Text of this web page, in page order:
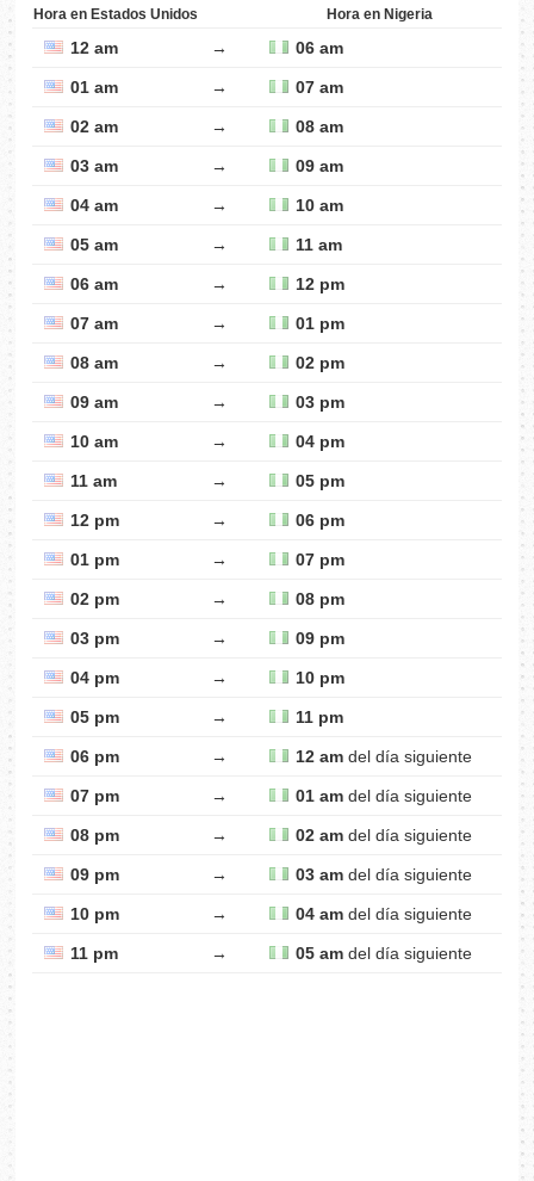
Hora en Estados Unidos Hora en Nigeria
12 am → 06 am
01 am → 07 am
02 am → 08 am
03 am → 09 am
04 am → 10 am
05 am → 11 am
06 am → 12 pm
07 am → 01 pm
08 am → 02 pm
09 am → 03 pm
10 am → 04 pm
11 am → 05 pm
12 pm → 06 pm
01 pm → 07 pm
02 pm → 08 pm
03 pm → 09 pm
04 pm → 10 pm
05 pm → 11 pm
06 pm → 12 am del día siguiente
07 pm → 01 am del día siguiente
08 pm → 02 am del día siguiente
09 pm → 03 am del día siguiente
10 pm → 04 am del día siguiente
11 pm → 05 am del día siguiente